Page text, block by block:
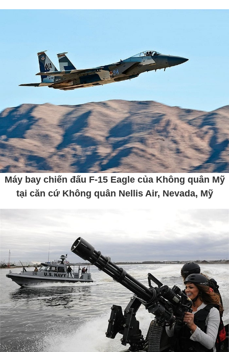
Máy bay chiến đấu F-15 Eagle của Không quân Mỹ
tại căn cứ Không quân Nellis Air, Nevada, Mỹ